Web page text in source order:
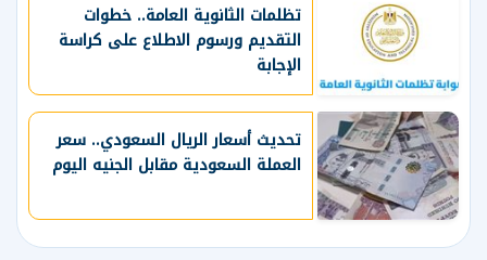
تظلمات الثانوية العامة.. خطوات
التقديم ورسوم الاطلاع على كراسة
الإجابة
تحديث أسعار الريال السعودي.. سعر
العملة السعودية مقابل الجنيه اليوم